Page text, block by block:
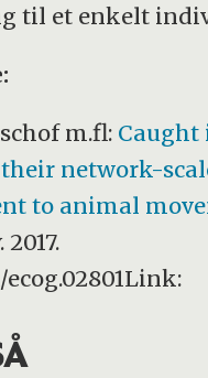
til et enkelt
m.fl: Caught
network-
to animal
. 2017.
ecog.02801Link: